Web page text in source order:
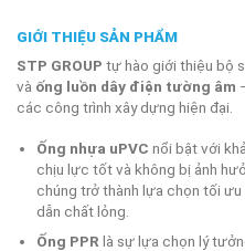
GIỚI THIỆU SẢN PHẨM
STP GROUP tự hào giới thiệu bộ
và ống luồn dây điện tường âm
các công trình xây dựng hiện đại.
Ống nhựa uPVC nổi bật với
chịu lực tốt và không bị ảnh
chúng trở thành lựa chọn tối
dẫn chất lỏng.
Ống PPR là sự lựa chọn lý